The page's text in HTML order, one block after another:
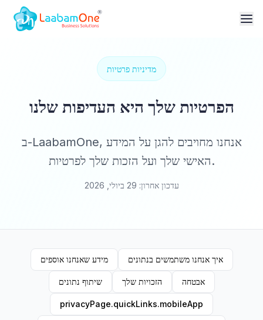
מדיניות פרטיות
הפרטיות שלך היא העדיפות שלנו
ב-LaabamOne, אנחנו מחויבים להגן על המידע
האישי שלך ועל הזכות שלך לפרטיות.
עדכון אחרון: 29 ביולי, 2026
מידע שאנחנו אוספים איך אנחנו משתמשים בנתונים
שיתוף נתונים הזכויות שלך אבטחה
privacyPage.quickLinks.mobileApp